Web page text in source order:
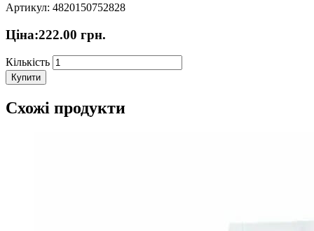
Артикул: 4820150752828
Ціна:222.00 грн.
Кількість
Купити
Схожі продукти